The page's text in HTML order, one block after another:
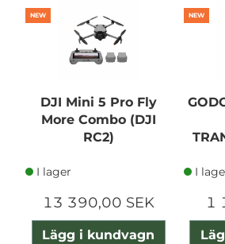
NEW
DJI Mini 5 Pro Fly
More Combo (DJI
RC2)
I lager
13 390,00 SEK
Lägg i kundvagn
NEW
I
1